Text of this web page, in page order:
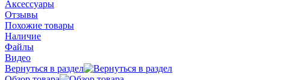
Аксессуары
Отзывы
Похожие товары
Наличие
Файлы
Видео
Вернуться в раздел